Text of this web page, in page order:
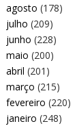
agosto (178)
julho (209)
junho (228)
maio (200)
abril (201)
março (215)
fevereiro (220)
janeiro (248)